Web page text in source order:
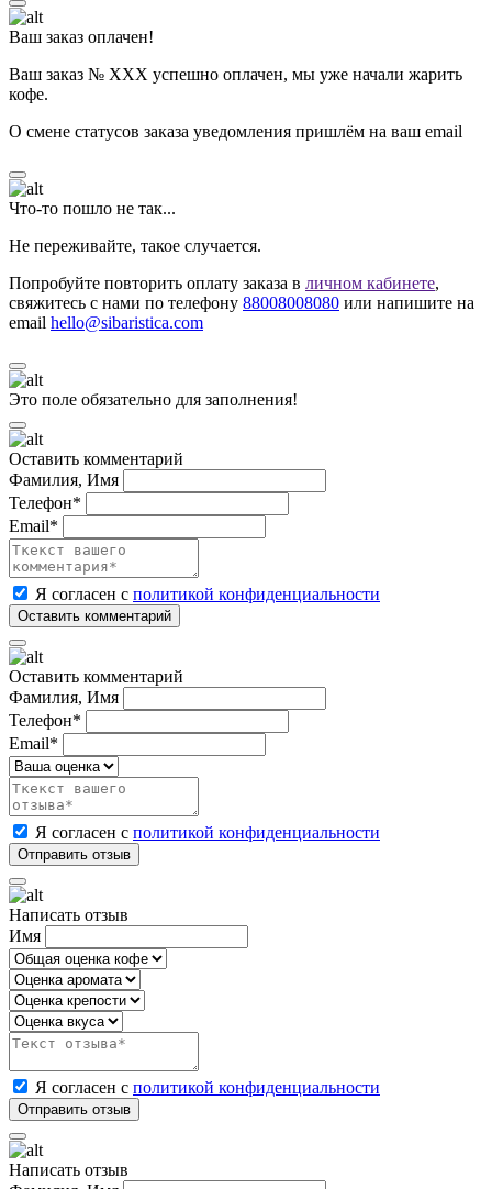
Ваш заказ оплачен!
Ваш заказ № ХХХ успешно оплачен, мы уже начали жарить
кофе.
О смене статусов заказа уведомления пришлём на ваш email
Что-то пошло не так...
Не переживайте, такое случается.
Попробуйте повторить оплату заказа в личном кабинете,
свяжитесь с нами по телефону 88008008080 или напишите на
email hello@sibaristica.com
Это поле обязательно для заполнения!
Оставить комментарий
Фамилия, Имя
Телефон*
Email*
Я согласен с политикой конфиденциальности
Оставить комментарий
Фамилия, Имя
Телефон*
Email*
Я согласен с политикой конфиденциальности
Написать отзыв
Имя
Я согласен с политикой конфиденциальности
Написать отзыв